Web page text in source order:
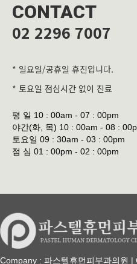
CONTACT
02 2296 7007
* 일요일/공휴일 휴진입니다.
* 토요일 점심시간 없이 진료
평 일 10 : 00am - 07 : 00pm
야간(화, 목) 10 : 00am - 08 :
토요일 09 : 30am - 03 : 00pm
점 심 01 : 00pm - 02 : 00pm
Company : 파스텔휴먼피부과의원